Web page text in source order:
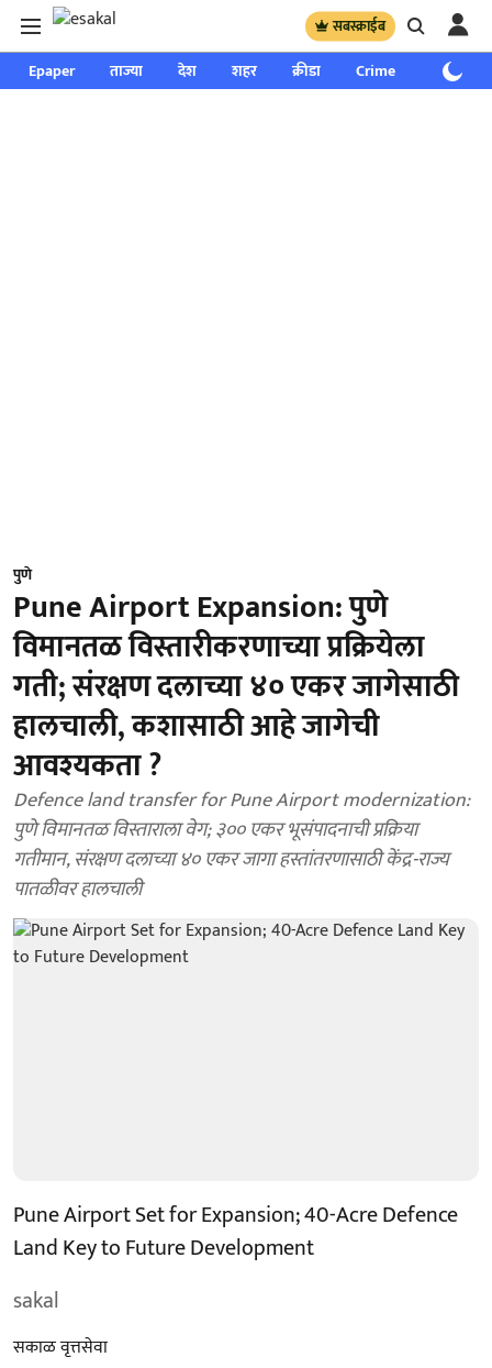
सबस्क्राईब
Epaper ताज्या देश शहर क्रीडा Crime साप्ताहिक
पुणे
Pune Airport Expansion: पुणे
विमानतळ विस्तारीकरणाच्या प्रक्रियेला
गती; संरक्षण दलाच्या ४० एकर जागेसाठी
हालचाली, कशासाठी आहे जागेची
आवश्यकता ?
Defence land transfer for Pune Airport modernization:
पुणे विमानतळ विस्ताराला वेग; ३०० एकर भूसंपादनाची प्रक्रिया
गतीमान, संरक्षण दलाच्या ४० एकर जागा हस्तांतरणासाठी केंद्र-राज्य
पातळीवर हालचाली
Pune Airport Set for Expansion; 40-Acre Defence
Land Key to Future Development
sakal
सकाळ वृत्तसेवा